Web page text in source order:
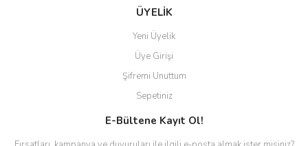
ÜYELİK
Yeni Üyelik
Üye Girişi
Şifremi Unuttum
Sepetiniz
E-Bültene Kayıt Ol!